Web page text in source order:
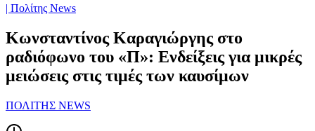
| Πολίτης News
Κωνσταντίνος Καραγιώργης στο
ραδιόφωνο του «Π»: Ενδείξεις για μικρές
μειώσεις στις τιμές των καυσίμων
ΠΟΛΙΤΗΣ NEWS